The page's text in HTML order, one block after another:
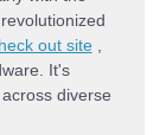
out site ,
It's
diverse